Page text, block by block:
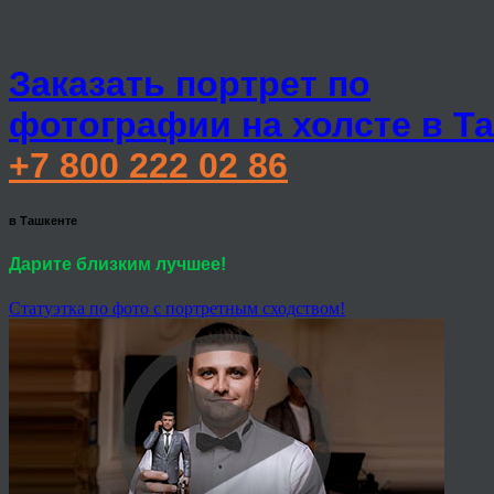
Заказать портрет по
фотографии на холсте в
+7 800 222 02 86
в Ташкенте
Дарите близким лучшее!
Статуэтка по фото с портретным сходством!